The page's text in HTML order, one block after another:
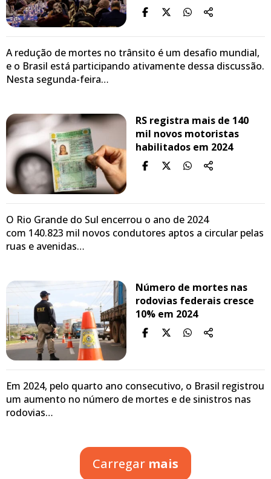
A redução de mortes no trânsito é um desafio mundial,
e o Brasil está participando ativamente dessa discussão.
Nesta segunda-feira…
RS registra mais de 140
mil novos motoristas
habilitados em 2024
O Rio Grande do Sul encerrou o ano de 2024
com 140.823 mil novos condutores aptos a circular pelas
ruas e avenidas…
Número de mortes nas
rodovias federais cresce
10% em 2024
Em 2024, pelo quarto ano consecutivo, o Brasil registrou
um aumento no número de mortes e de sinistros nas
rodovias…
Carregar mais